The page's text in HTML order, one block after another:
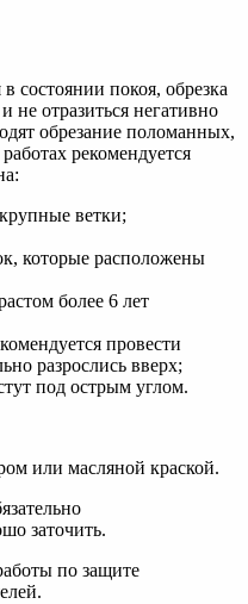
состоянии покоя, обрезка
не отразиться негативно
обрезание поломанных,
рекомендуется
ветки;
которые расположены
более 6 лет
провести
разрослись вверх;
под острым углом.
или масляной краской.
заточить.
по защите